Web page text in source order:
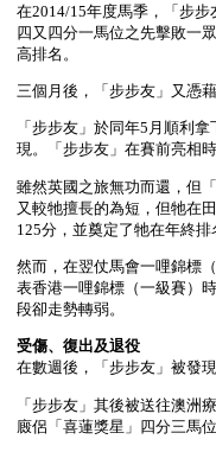
在2014/15年度馬季，「步
四又四分一馬位之先擊敗一
高排名。
三個月後，「步步友」又憑
「步步友」於同年5月順利
現。「步步友」在賽前亮相
雖然英國之旅無功而還，但
又較牠擅長的為短，但牠在
125分，並奠定了牠在年終排
然而，在翌仗馬會一哩錦標
表香港一哩錦標（一級賽）
段卻走勢轉弱。
受傷、復出及退役
在數週後，「步步友」被發
「步步友」其後被送往澳洲
廄侶「喜蓮獎星」四分三馬